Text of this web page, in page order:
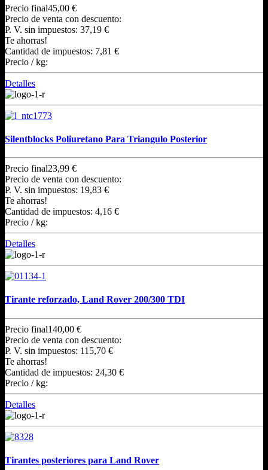
Precio final45,00 €
Precio de venta con descuento:
P. V. sin impuestos: 37,19 €
Te ahorras!
Cantidad de impuestos: 7,81 €
Precio / kg:
Detalles
Silentblocks Poliuretano Para Triangulo Posterior
Precio final23,99 €
Precio de venta con descuento:
P. V. sin impuestos: 19,83 €
Te ahorras!
Cantidad de impuestos: 4,16 €
Precio / kg:
Detalles
Tirante reforzado, Land Rover 200/300 TDI
Precio final140,00 €
Precio de venta con descuento:
P. V. sin impuestos: 115,70 €
Te ahorras!
Cantidad de impuestos: 24,30 €
Precio / kg:
Detalles
Tirantes posteriores para Land Rover